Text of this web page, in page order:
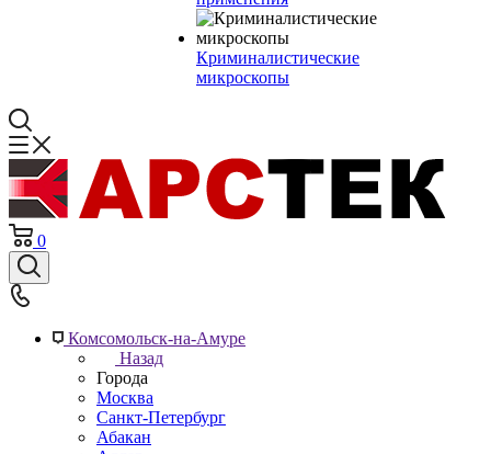
Криминалистические
микроскопы
0
Комсомольск-на-Амуре
Назад
Города
Москва
Санкт-Петербург
Абакан